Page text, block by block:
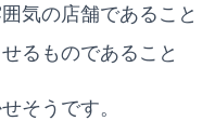
気の店舗であること
るものであること
そうです。